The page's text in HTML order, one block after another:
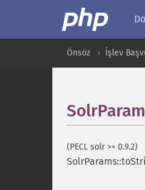
Önsöz İşlev
(PECL solr >= 0.9.2)